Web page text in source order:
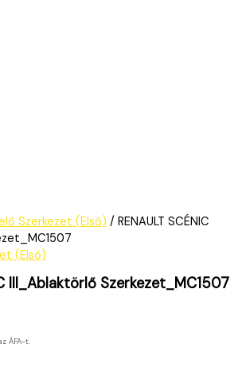
Szerkezet (Első) / RENAULT SCÉNIC
(Első)
III_Ablaktörlő Szerkezet_MC1507
ÁFA-t.